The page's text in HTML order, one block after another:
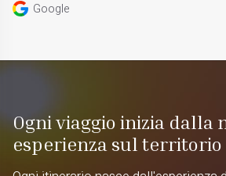
Google
Ogni viaggio inizia dalla
esperienza sul territorio